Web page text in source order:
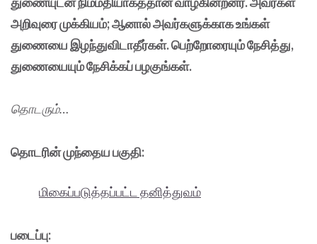
அறிவுரை முக்கியம்; ஆனால் அவர்களுக்காக உங்கள்
துணையை இழந்துவிடாதீர்கள். பெற்றோரையும் நேசித்து,
துணையையும் நேசிக்கப் பழகுங்கள்.
தொடரும்…
தொடரின் முந்தைய பகுதி:
மிகைப்படுத்தப்பட்ட தனித்துவம்
படைப்பு: